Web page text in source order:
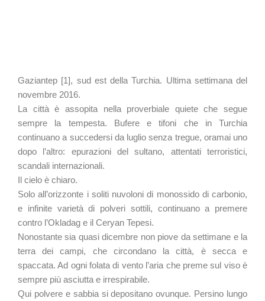
Gaziantep [1], sud est della Turchia. Ultima settimana del
novembre 2016.
La città è assopita nella proverbiale quiete che segue
sempre la tempesta. Bufere e tifoni che in Turchia
continuano a succedersi da luglio senza tregue, oramai uno
dopo l’altro: epurazioni del sultano, attentati terroristici,
scandali internazionali.
Il cielo è chiaro.
Solo all’orizzonte i soliti nuvoloni di monossido di carbonio,
e infinite varietà di polveri sottili, continuano a premere
contro l’Okladag e il Ceryan Tepesi.
Nonostante sia quasi dicembre non piove da settimane e la
terra dei campi, che circondano la città, è secca e
spaccata. Ad ogni folata di vento l’aria che preme sul viso è
sempre più asciutta e irrespirabile.
Qui polvere e sabbia si depositano ovunque. Persino lungo